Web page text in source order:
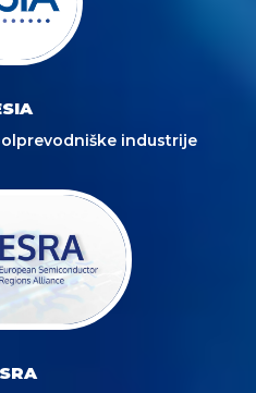
industrije